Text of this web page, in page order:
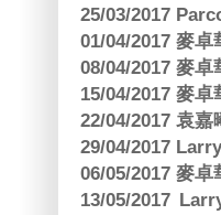
25/03/2017
01/04/2017 麥
08/04/2017 麥
15/04/2017 麥
22/04/2017 袁
29/04/2017
06/05/2017 麥
13/05/2017